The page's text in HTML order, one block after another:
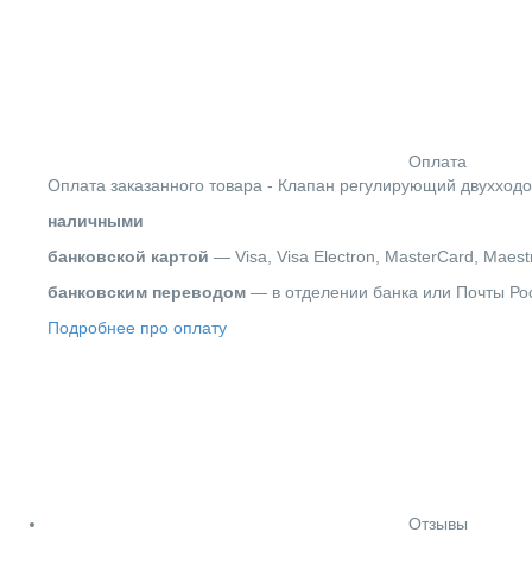
Оплата
Оплата заказанного товара - Клапан регулирующий
наличными
банковской картой — Visa, Visa Electron, MasterCard,
банковским переводом — в отделении банка или Почты
Подробнее про оплату
Отзывы